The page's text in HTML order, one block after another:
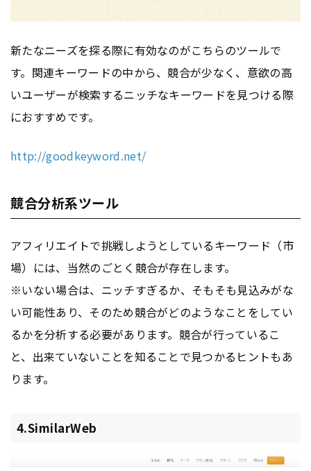
新たなニーズを探る際に有効なのがこちらのツールで
す。関連キーワードの中から、競合が少なく、意欲の高
いユーザーが検索するニッチなキーワードを見つける際
におすすめです。
http://goodkeyword.net/
競合分析系ツール
アフィリエイトで挑戦しようとしているキーワード（市
場）には、当然のごとく競合が存在します。
※いない場合は、ニッチすぎるか、そもそも見込みがな
い可能性あり、そのため競合がどのようなことをしてい
るかを分析する必要があります。競合が行っているこ
と、出来ていないことを知ることで見つかるヒントもあ
ります。
4.SimilarWeb